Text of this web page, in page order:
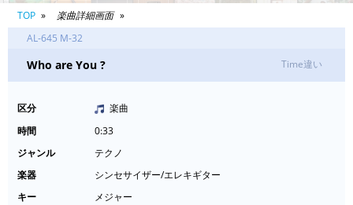
TOP
楽曲詳細画面
AL-645 M-32
Who are You ? Time違い
区分
楽曲
時間
0:33
ジャンル
テクノ
楽器
シンセサイザー/エレキギター
キー
メジャー